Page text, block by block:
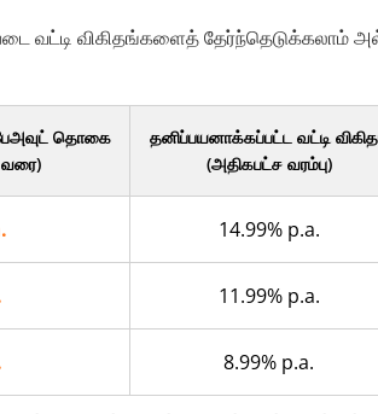
விகிதங்களைத் தேர்ந்தெடுக்கலாம்
பேஅவுட் தொகை
வரை)
தனிப்பயனாக்கப்பட்ட வட்டி
(அதிகபட்ச வரம்பு)
14.99% p.a.
11.99% p.a.
8.99% p.a.